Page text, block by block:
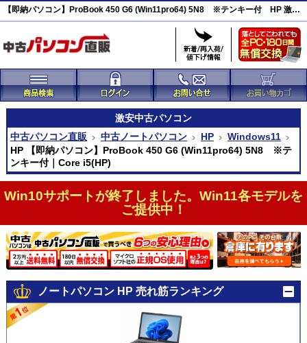
【即納パソコン】ProBook 450 G6 (Win11pro64) 5N8 ※テンキー付 HP 激安(46092)
激安中古パソコン
中古パソコン直販
中古ノートパソコン HP
Windows11
HP 【即納パソコン】ProBook 450 G6 (Win11pro64) 5N8 ※テ
ンキー付｜Core i5(HP)
Win10サポートが終了しました。Win11各モデルを
ご提供中！
ノートパソコン HP 売れ筋ランキング